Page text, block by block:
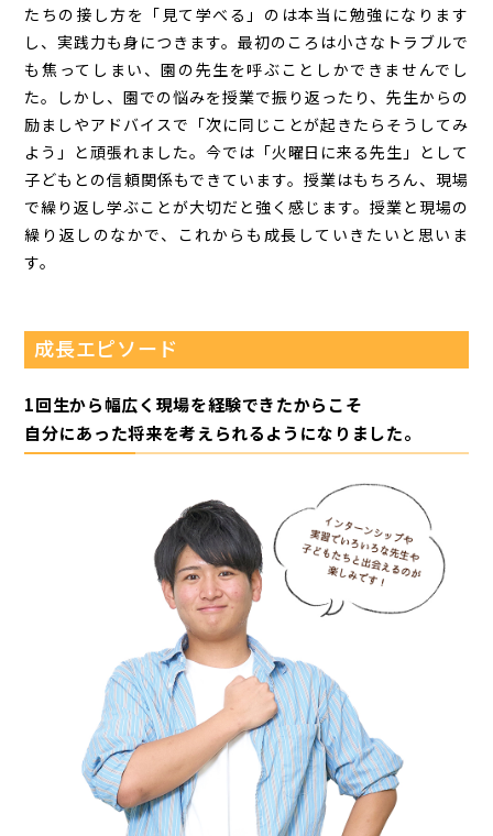
たちの接し方を「見て学べる」のは本当に勉強になります
し、実践力も身につきます。最初のころは小さなトラブルで
も焦ってしまい、園の先生を呼ぶことしかできませんでし
た。しかし、園での悩みを授業で振り返ったり、先生からの
励ましやアドバイスで「次に同じことが起きたらそうしてみ
よう」と頑張れました。今では「火曜日に来る先生」として
子どもとの信頼関係もできています。授業はもちろん、現場
で繰り返し学ぶことが大切だと強く感じます。授業と現場の
繰り返しのなかで、これからも成長していきたいと思いま
す。
成長エピソード
1回生から幅広く現場を経験できたからこそ
自分にあった将来を考えられるようになりました。